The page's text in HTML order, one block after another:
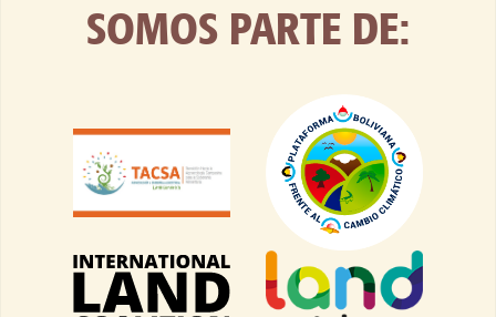
SOMOS PARTE DE: